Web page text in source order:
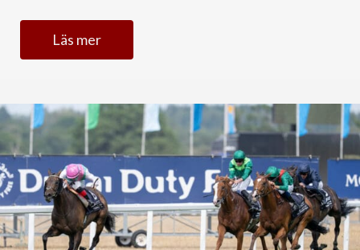
Läs mer